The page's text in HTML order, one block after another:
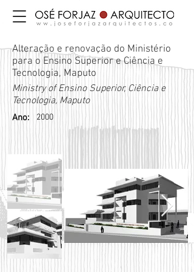
Alteração e renovação do Ministério
para o Ensino Superior e Ciência e
Tecnologia, Maputo
Ministry of Ensino Superior, Ciência e
Tecnologia, Maputo
Ano: 2000